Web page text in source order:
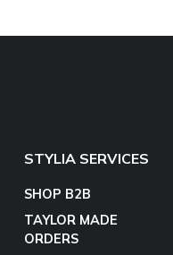
STYLIA SERVICES
SHOP B2B
TAYLOR MADE
ORDERS